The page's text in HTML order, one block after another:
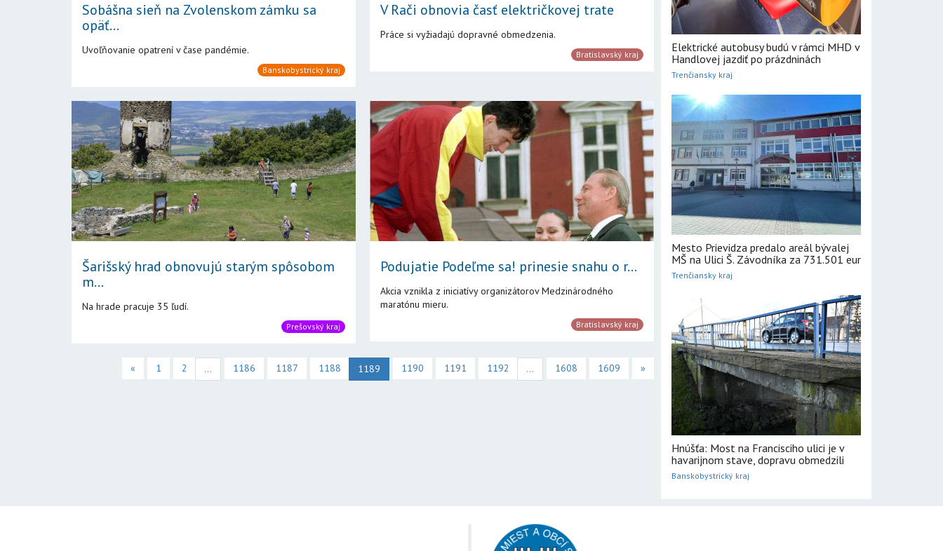
Sobášna sieň na Zvolenskom zámku sa
opäť...
Uvoľňovanie opatrení v čase pandémie.
Banskobystrický kraj
V Rači obnovia časť električkovej trate
Práce si vyžiadajú dopravné obmedzenia.
Bratislavský kraj
Šarišský hrad obnovujú starým spôsobom
m...
Na hrade pracuje 35 ľudí.
Prešovský kraj
Podujatie Podeľme sa! prinesie snahu o r...
Akcia vznikla z iniciatívy organizátorov Medzinárodného
maratónu mieru.
Bratislavský kraj
« 1 2 ... 1186 1187 1188 1189 1190 1191 1192 ... 1608 1609 »
Elektrické autobusy budú v rámci MHD v
Handlovej jazdiť po prázdninách
Trenčiansky kraj
Mesto Prievidza predalo areál bývalej
MŠ na Ulici Š. Závodníka za 731.501 eur
Trenčiansky kraj
Hnúšťa: Most na Francisciho ulici je v
havarijnom stave, dopravu obmedzili
Banskobystrický kraj